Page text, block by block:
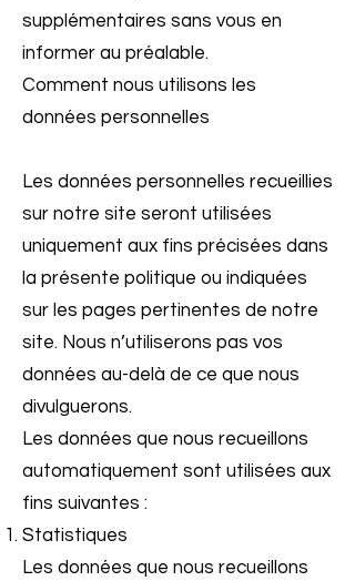
supplémentaires sans vous en
informer au préalable.
Comment nous utilisons les
données personnelles
Les données personnelles recueillies
sur notre site seront utilisées
uniquement aux fins précisées dans
la présente politique ou indiquées
sur les pages pertinentes de notre
site. Nous n’utiliserons pas vos
données au-delà de ce que nous
divulguerons.
Les données que nous recueillons
automatiquement sont utilisées aux
fins suivantes :
Statistiques
Les données que nous recueillons